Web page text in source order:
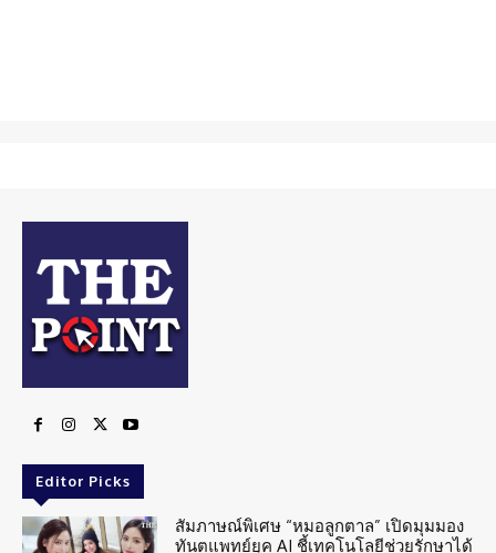
Editor Picks
สัมภาษณ์พิเศษ “หมอลูกตาล” เปิดมุมมอง
ทันตแพทย์ยุค AI ชี้เทคโนโลยีช่วยรักษาได้